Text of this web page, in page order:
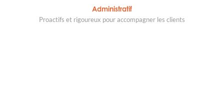
Administratif
Proactifs et rigoureux pour accompagner les clients